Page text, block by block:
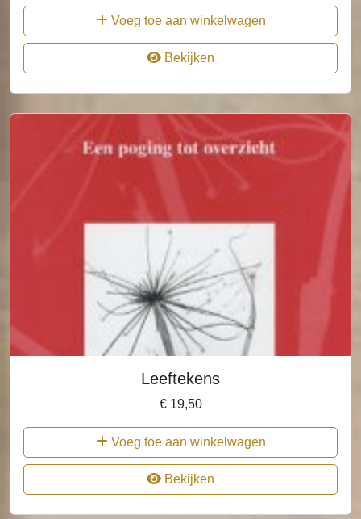
Voeg toe aan winkelwagen
Bekijken
Leeftekens
€19,50
Voeg toe aan winkelwagen
Bekijken